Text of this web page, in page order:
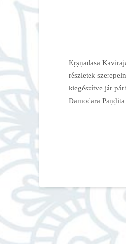
Kṛṣṇadāsa
részletek
kiegészítve jár
Dāmodara